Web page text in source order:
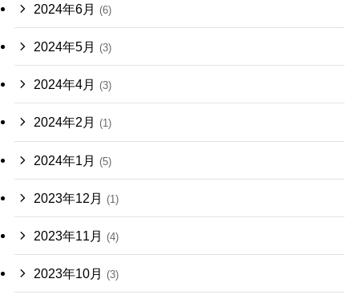
2024年6月 (6)
2024年5月 (3)
2024年4月 (3)
2024年2月 (1)
2024年1月 (5)
2023年12月 (1)
2023年11月 (4)
2023年10月 (3)